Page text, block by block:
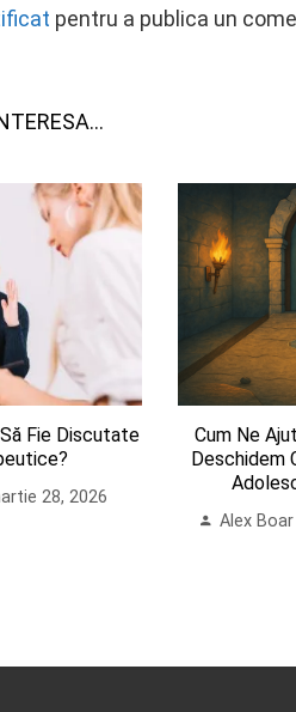
pentru a publica un
Fie Discutate
28, 2026
Cum Ne
Deschidem
Alex Boar